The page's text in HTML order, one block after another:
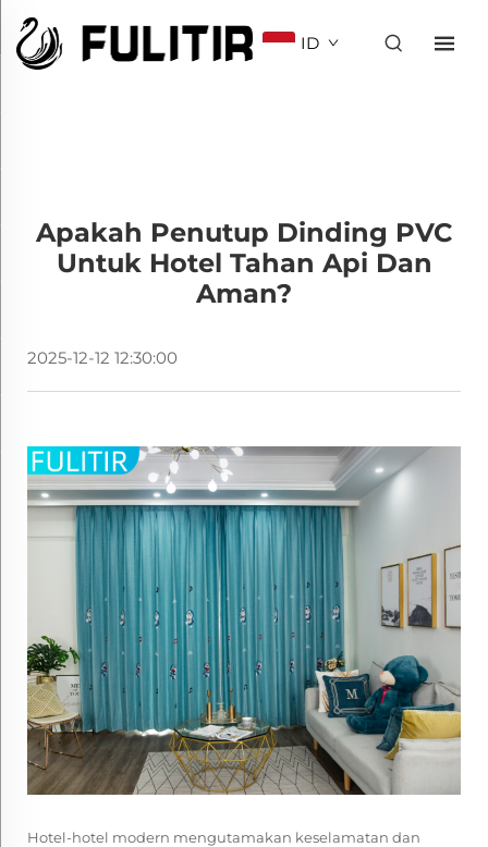
ID
Apakah Penutup Dinding PVC
Untuk Hotel Tahan Api Dan
Aman?
2025-12-12 12:30:00
Hotel-hotel modern mengutamakan keselamatan dan